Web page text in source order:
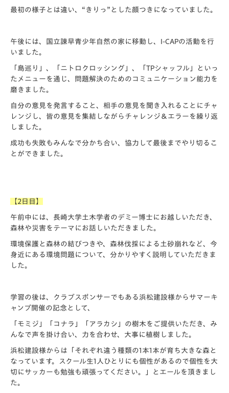
最初の様子とは違い、“きりっ”とした顔つきになっていました。
午後には、国立諫早青少年自然の家に移動し、I-CAPの活動を行
いました。
「島巡り」、「ニトロクロッシング」、「TPシャッフル」といっ
たメニューを通じ、問題解決のためのコミュニケーション能力を
磨きました。
自分の意見を発言すること、相手の意見を聞き入れることにチャ
レンジし、皆の意見を集結しながらチャレンジ＆エラーを繰り返
しました。
成功も失敗もみんなで分かち合い、協力して最後までやり切るこ
とができました。
【2日目】
午前中には、長崎大学土木学者のデミー博士にお越しいただき、
森林や災害をテーマにお話しいただきました。
環境保護と森林の結びつきや、森林伐採による土砂崩れなど、今
身近にある環境問題について、分かりやすく説明していただきま
した。
学習の後は、クラブスポンサーでもある浜松建設様からサマーキ
ャンプ開催の記念として、
「モミジ」「コナラ」「アラカシ」の樹木をご提供いただき、み
んなで声を掛け合い、力を合わせ、大事に植樹しました。
浜松建設様からは「それぞれ違う種類の1本1本が育ち大きな森と
なっています。スクール生1人ひとりにも個性があるので個性を大
切にサッカーも勉強も頑張ってください。」とエールを頂きまし
た。